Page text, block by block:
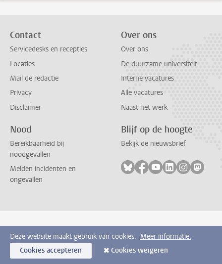
Contact
Servicedesks en recepties
Locaties
Mail de redactie
Privacy
Disclaimer
Over ons
Over ons
De duurzame universiteit
Interne vacatures
Alle vacatures
Naast het werk
Nood
Bereikbaarheid bij
noodgevallen
Melden incidenten en
ongevallen
Blijf op de hoogte
Bekijk de nieuwsbrief
Volg ons op bluesky
Volg ons op facebook
Volg ons op
Volg ons op
Volg ons
Volg
Deze website maakt gebruik van cookies. Meer informatie.
Cookies accepteren
Cookies weigeren